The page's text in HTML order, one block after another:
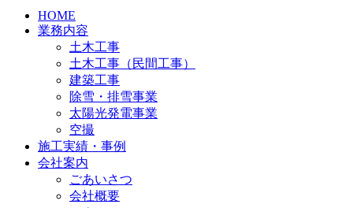
HOME
業務内容
土木工事
土木工事（民間工事）
建築工事
除雪・排雪事業
太陽光発電事業
空撮
施工実績・事例
会社案内
ごあいさつ
会社概要